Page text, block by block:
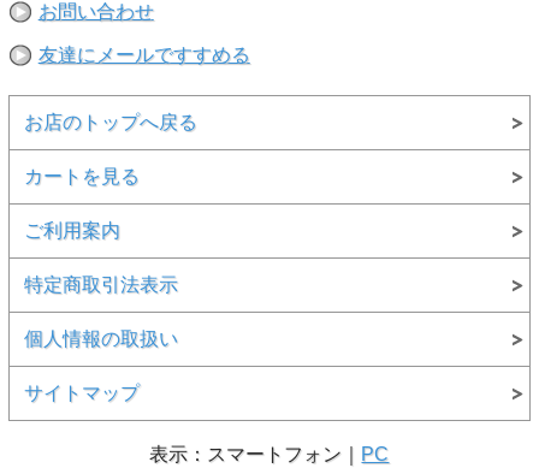
お問い合わせ
友達にメールですすめる
お店のトップへ戻る
カートを見る
ご利用案内
特定商取引法表示
個人情報の取扱い
サイトマップ
表示：スマートフォン｜ PC